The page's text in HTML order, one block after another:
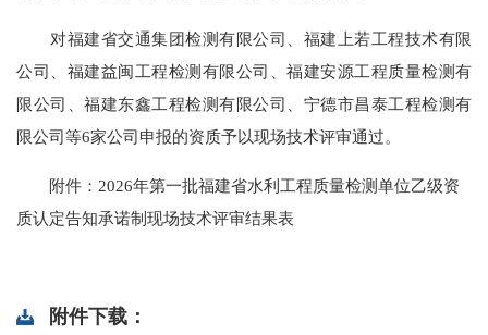
对福建省交通集团检测有限公司、福建上若工程技术有限
公司、福建益闽工程检测有限公司、福建安源工程质量检测有
限公司、福建东鑫工程检测有限公司、宁德市昌泰工程检测有
限公司等6家公司申报的资质予以现场技术评审通过。
附件：2026年第一批福建省水利工程质量检测单位乙级资
质认定告知承诺制现场技术评审结果表
附件下载：